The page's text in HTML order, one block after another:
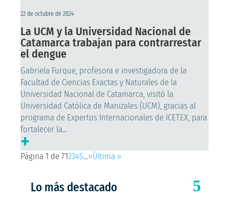
22 de octubre de 2024
La UCM y la Universidad Nacional de
Catamarca trabajan para contrarrestar
el dengue
Gabriela Furque, profesora e investigadora de la
Facultad de Ciencias Exactas y Naturales de la
Universidad Nacional de Catamarca, visitó la
Universidad Católica de Manizales (UCM), gracias al
programa de Expertos Internacionales de ICETEX, para
fortalecer la...
+
Página 1 de 712345...»Última »
Lo más destacado